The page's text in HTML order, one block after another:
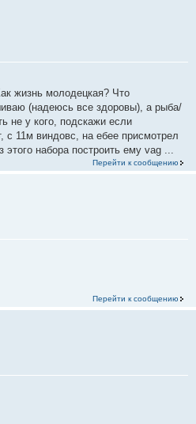
жизнь молодецкая? Что
(надеюсь все здоровы), а рыба/
не у кого, подскажи если
11м виндовс, на ебее присмотрел
набора построить ему vag ...
Перейти к сообщению
Перейти к сообщению